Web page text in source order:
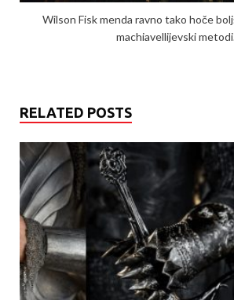
Wilson Fisk menda ravno tako hoče
machiavellijevski
RELATED POSTS